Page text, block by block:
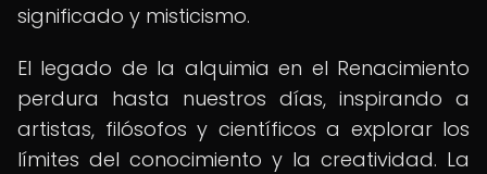
significado y misticismo.
El legado de la alquimia en el Renacimiento
perdura hasta nuestros días, inspirando a
artistas, filósofos y científicos a explorar los
límites del conocimiento y la creatividad. La